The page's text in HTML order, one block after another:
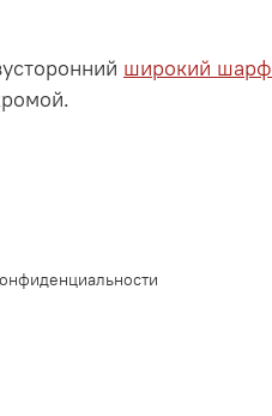
широкий шарф